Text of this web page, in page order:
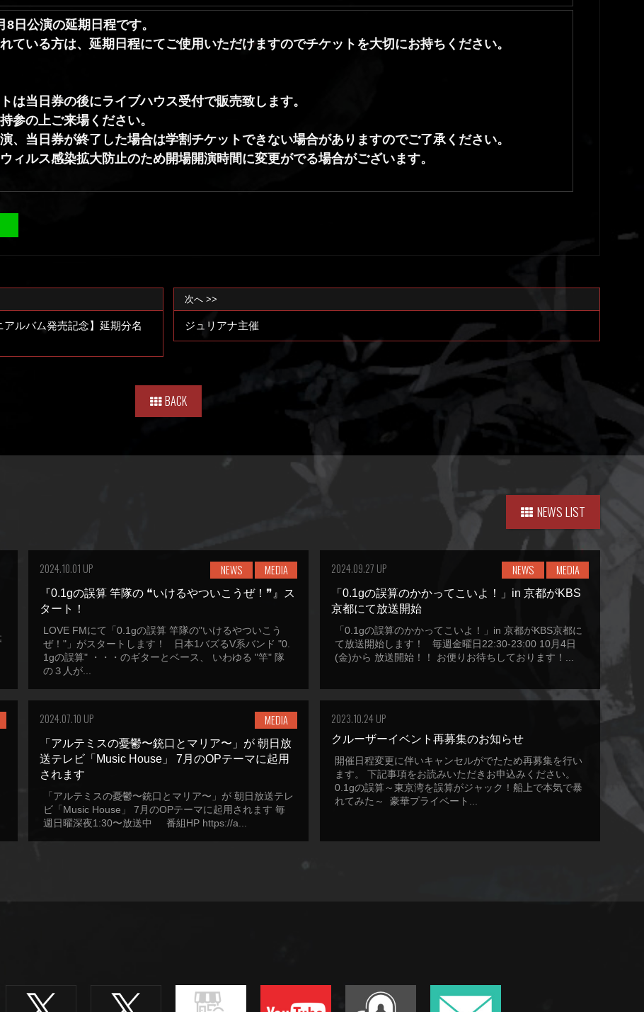
8日公演の延期日程です。
ている方は、延期日程にてご使用いただけますのでチケットを大切にお持ちください。
は当日券の後にライブハウス受付で販売致します。
参の上ご来場ください。
、当日券が終了した場合は学割チケットできない場合がありますのでご了承ください。
ィルス感染拡大防止のため開場開演時間に変更がでる場合がございます。
アルバム発売記念】延期分名
次へ >>
ジュリアナ主催
BACK
NEWS LIST
2024.10.01 UP NEWS MEDIA
『0.1gの誤算 竿隊の ❝いけるやついこうぜ！❞』ス
タート！
LOVE FMにて「0.1gの誤算 竿隊の"いけるやついこう
ぜ！"」がスタートします！ 日本1バズるV系バンド "0.
1gの誤算" ・・・のギターとベース、 いわゆる "竿" 隊
の３人が...
2024.09.27 UP NEWS MEDIA
「0.1gの誤算のかかってこいよ！」in 京都がKBS
京都にて放送開始
「0.1gの誤算のかかってこいよ！」in 京都がKBS京都に
て放送開始します！ 毎週金曜日22:30-23:00 10月4日
(金)から 放送開始！！ お便りお待ちしております！...
2024.07.10 UP MEDIA
「アルテミスの憂鬱〜銃口とマリア〜」が 朝日放
送テレビ「Music House」 7月のOPテーマに起用
されます
「アルテミスの憂鬱〜銃口とマリア〜」が 朝日放送テレ
ビ「Music House」 7月のOPテーマに起用されます 毎
週日曜深夜1:30〜放送中 番組HP https://a...
2023.10.24 UP
クルーザーイベント再募集のお知らせ
開催日程変更に伴いキャンセルがでたため再募集を行い
ます。 下記事項をお読みいただきお申込みください。
0.1gの誤算～東京湾を誤算がジャック！船上で本気で暴
れてみた～ 豪華プライベート...